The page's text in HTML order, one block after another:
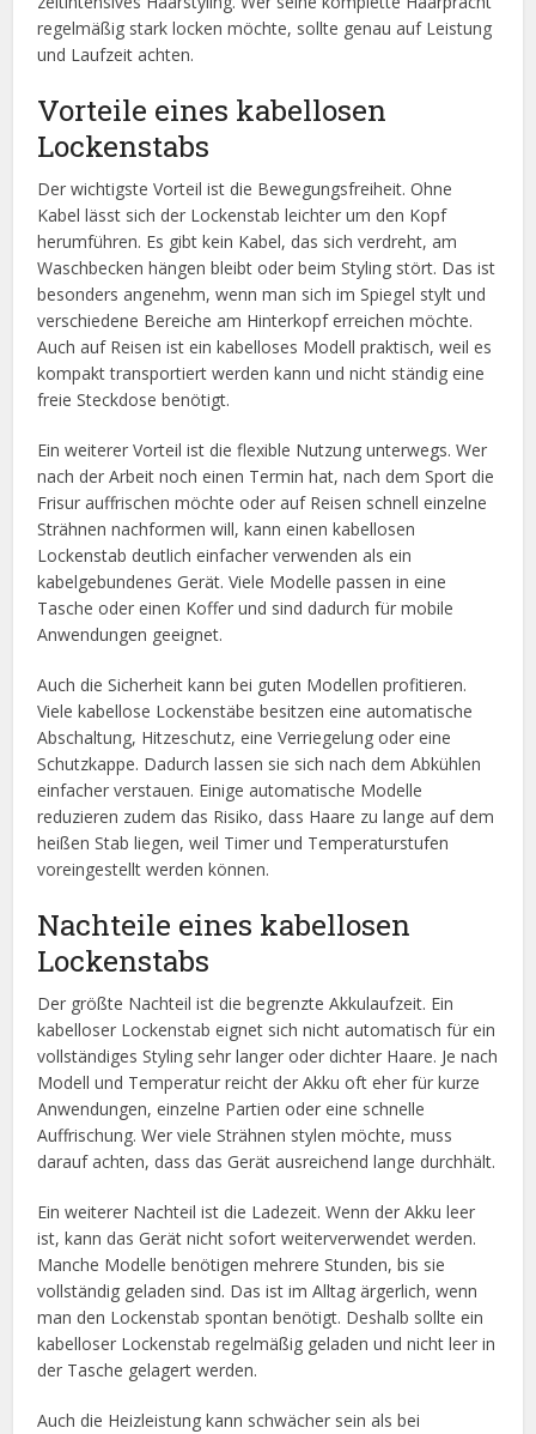
regelmäßig stark locken möchte, sollte genau auf Leistung
und Laufzeit achten.
Vorteile eines kabellosen
Lockenstabs
Der wichtigste Vorteil ist die Bewegungsfreiheit. Ohne
Kabel lässt sich der Lockenstab leichter um den Kopf
herumführen. Es gibt kein Kabel, das sich verdreht, am
Waschbecken hängen bleibt oder beim Styling stört. Das ist
besonders angenehm, wenn man sich im Spiegel stylt und
verschiedene Bereiche am Hinterkopf erreichen möchte.
Auch auf Reisen ist ein kabelloses Modell praktisch, weil es
kompakt transportiert werden kann und nicht ständig eine
freie Steckdose benötigt.
Ein weiterer Vorteil ist die flexible Nutzung unterwegs. Wer
nach der Arbeit noch einen Termin hat, nach dem Sport die
Frisur auffrischen möchte oder auf Reisen schnell einzelne
Strähnen nachformen will, kann einen kabellosen
Lockenstab deutlich einfacher verwenden als ein
kabelgebundenes Gerät. Viele Modelle passen in eine
Tasche oder einen Koffer und sind dadurch für mobile
Anwendungen geeignet.
Auch die Sicherheit kann bei guten Modellen profitieren.
Viele kabellose Lockenstäbe besitzen eine automatische
Abschaltung, Hitzeschutz, eine Verriegelung oder eine
Schutzkappe. Dadurch lassen sie sich nach dem Abkühlen
einfacher verstauen. Einige automatische Modelle
reduzieren zudem das Risiko, dass Haare zu lange auf dem
heißen Stab liegen, weil Timer und Temperaturstufen
voreingestellt werden können.
Nachteile eines kabellosen
Lockenstabs
Der größte Nachteil ist die begrenzte Akkulaufzeit. Ein
kabelloser Lockenstab eignet sich nicht automatisch für ein
vollständiges Styling sehr langer oder dichter Haare. Je nach
Modell und Temperatur reicht der Akku oft eher für kurze
Anwendungen, einzelne Partien oder eine schnelle
Auffrischung. Wer viele Strähnen stylen möchte, muss
darauf achten, dass das Gerät ausreichend lange durchhält.
Ein weiterer Nachteil ist die Ladezeit. Wenn der Akku leer
ist, kann das Gerät nicht sofort weiterverwendet werden.
Manche Modelle benötigen mehrere Stunden, bis sie
vollständig geladen sind. Das ist im Alltag ärgerlich, wenn
man den Lockenstab spontan benötigt. Deshalb sollte ein
kabelloser Lockenstab regelmäßig geladen und nicht leer in
der Tasche gelagert werden.
Auch die Heizleistung kann schwächer sein als bei